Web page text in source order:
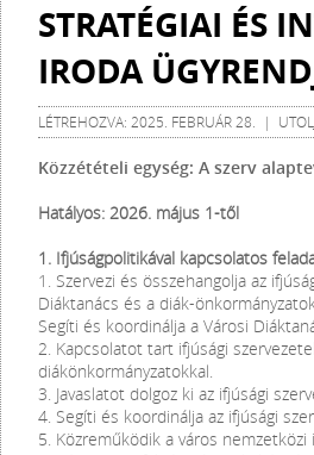
STRATÉGIAI ÉS
IRODA
LÉTREHOZVA: 2025. FEBRUÁR 28. |
Közzétételi egység: A szerv
Hatályos: 2026. május 1-től
1. Ifjúságpolitikával kapcsolatos
1. Szervezi és összehangolja az
Diáktanács és a diák-
Segíti és koordinálja a Városi
2. Kapcsolatot tart ifjúsági
diákönkormányzatokkal.
3. Javaslatot dolgoz ki az ifjúsági
4. Segíti és koordinálja az ifjúsági
5. Közreműködik a város